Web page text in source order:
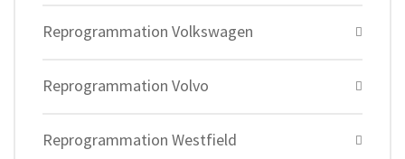
Reprogrammation Volkswagen
Reprogrammation Volvo
Reprogrammation Westfield